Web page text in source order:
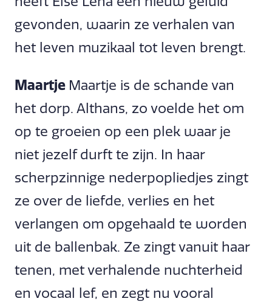
gevonden, waarin ze verhalen van
het leven muzikaal tot leven brengt.
Maartje Maartje is de schande van
het dorp. Althans, zo voelde het om
op te groeien op een plek waar je
niet jezelf durft te zijn. In haar
scherpzinnige nederpopliedjes zingt
ze over de liefde, verlies en het
verlangen om opgehaald te worden
uit de ballenbak. Ze zingt vanuit haar
tenen, met verhalende nuchterheid
en vocaal lef, en zegt nu vooral